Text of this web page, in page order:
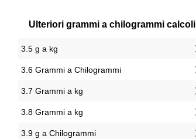
Ulteriori grammi a chilogrammi calcoli
3.5 g a kg
3.6 Grammi a Chilogrammi
3.7 Grammi a kg
3.8 Grammi a kg
3.9 g a Chilogrammi